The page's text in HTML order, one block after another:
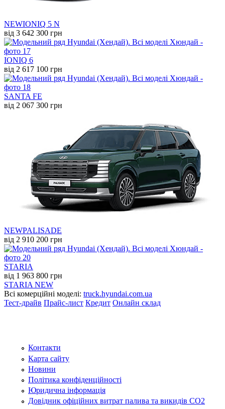
NEWIONIQ 5 N
від 3 642 300 грн
IONIQ 6
від 2 617 100 грн
SANTA FE
від 2 067 300 грн
NEWPALISADE
від 2 910 200 грн
STARIA
від 1 963 800 грн
STARIA NEW
Всі комерційні моделі: truck.hyundai.com.ua
Тест-драйв Прайс-лист Кредит Онлайн склад
Контакти
Карта сайту
Новини
Політика конфіденційності
Юридична інформація
Довідник офіційних витрат палива та викидів СО2